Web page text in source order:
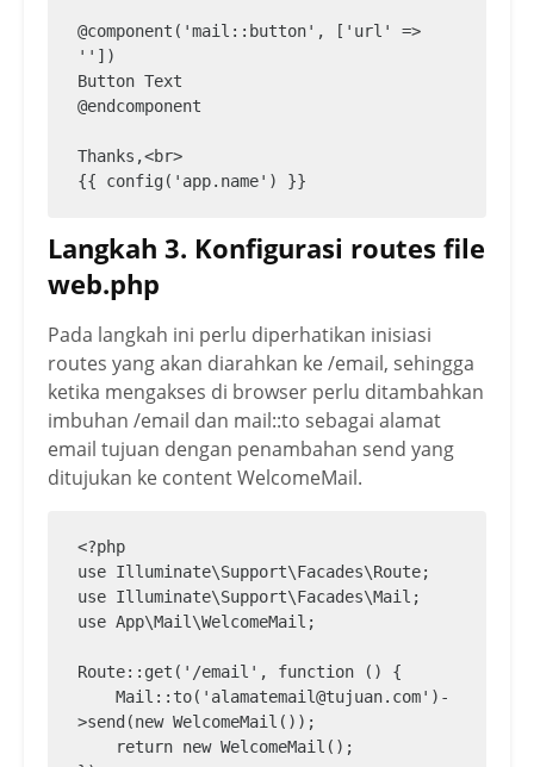
    /**
     * Build the message.
     *
     */
    public function build()
welcome');
    }
@component('mail::button', ['url' =>
''])
Button Text
@endcomponent
Thanks,<br>
Langkah 3. Konfigurasi routes file
web.php
Pada langkah ini perlu diperhatikan inisiasi
routes yang akan diarahkan ke /email, sehingga
ketika mengakses di browser perlu ditambahkan
imbuhan /email dan mail::to sebagai alamat
email tujuan dengan penambahan send yang
ditujukan ke content WelcomeMail.
<?php
use Illuminate\Support\Facades\Route;
use Illuminate\Support\Facades\Mail;
use App\Mail\WelcomeMail;
Route::get('/email', function () {
>send(new WelcomeMail());